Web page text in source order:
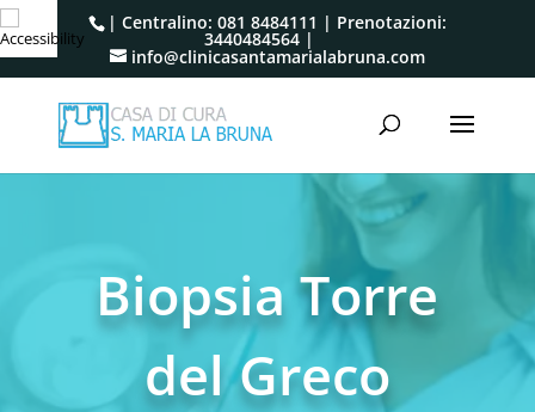
| Centralino: 081 8484111 | Prenotazioni:
3440484564 |
info@clinicasantamarialabruna.com
Biopsia Torre
del Greco